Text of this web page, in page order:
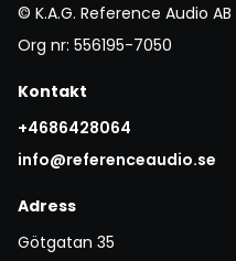
© K.A.G. Reference Audio AB
Org nr: 556195-7050
Kontakt
+4686428064
info@referenceaudio.se
Adress
Götgatan 35